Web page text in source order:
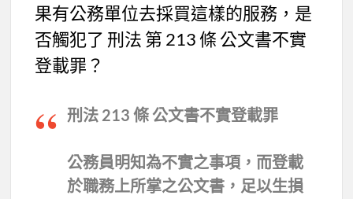
果有公務單位去採買這樣的服務，是
否觸犯了 刑法 第 213 條 公文書不實
登載罪？
刑法 213 條 公文書不實登載罪
公務員明知為不實之事項，而登載
於職務上所掌之公文書，足以生損